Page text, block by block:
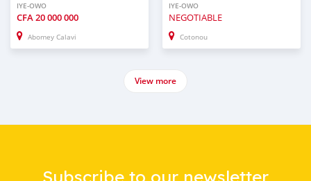
IYE-OWO
CFA20 000 000
Abomey Calavi
IYE-OWO
NEGOTIABLE
Cotonou
View more
Subscribe to our newsletter